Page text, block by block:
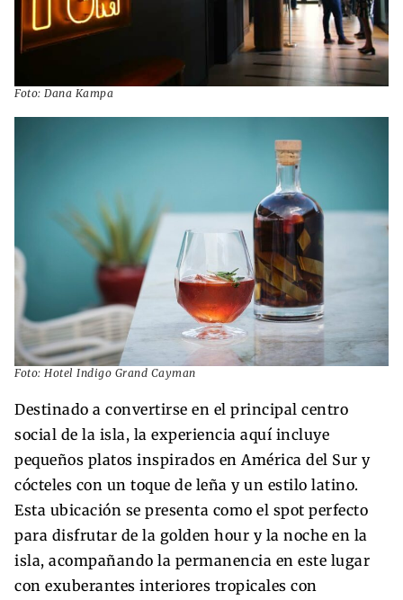
Foto: Dana Kampa
Foto: Hotel Indigo Grand Cayman
Destinado a convertirse en el principal centro
social de la isla, la experiencia aquí incluye
pequeños platos inspirados en América del Sur y
cócteles con un toque de leña y un estilo latino.
Esta ubicación se presenta como el spot perfecto
para disfrutar de la golden hour y la noche en la
isla, acompañando la permanencia en este lugar
con exuberantes interiores tropicales con